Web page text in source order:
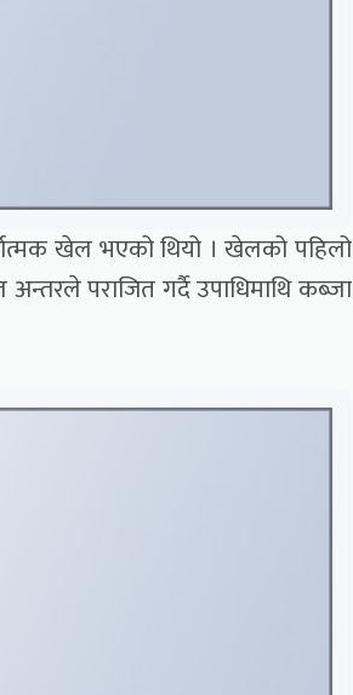
खेल भएको थियो । खेलको पहिलो
पराजित गर्दै उपाधिमाथि कब्जा